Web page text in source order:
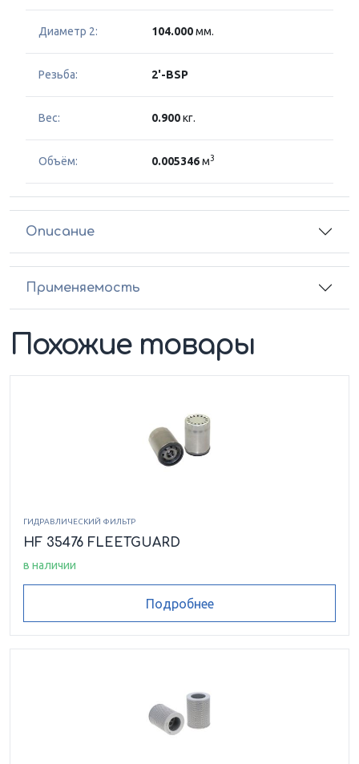
Диаметр 2: 104.000мм.
Резьба: 2'-BSP
Вес: 0.900кг.
Объём: 0.005346м3
Описание
Применяемость
Похожие товары
ГИДРАВЛИЧЕСКИЙ ФИЛЬТР
HF 35476 FLEETGUARD
в наличии
Подробнее